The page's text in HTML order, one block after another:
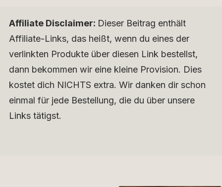
Affiliate Disclaimer: Dieser Beitrag enthält
Affiliate-Links, das heißt, wenn du eines der
verlinkten Produkte über diesen Link bestellst,
dann bekommen wir eine kleine Provision. Dies
kostet dich NICHTS extra. Wir danken dir schon
einmal für jede Bestellung, die du über unsere
Links tätigst.